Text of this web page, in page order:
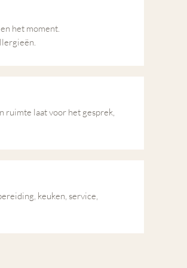
het moment.
ruimte laat voor het gesprek,
keuken, service,